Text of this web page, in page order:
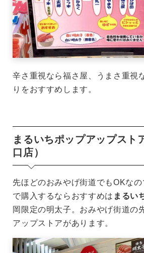
辛さ重視なら福さ屋、うまさ重視
りをおすすめします。
まるいちポップアップスト
口店）
先ほどのおみやげ街道でもOKな
で購入するならおすすめは まるい
岡限定の明太子。おみやげ街道の
アップストアがあります。